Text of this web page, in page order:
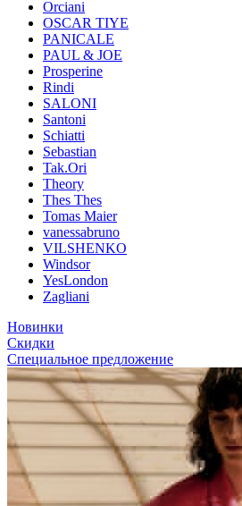
Orciani
OSCAR TIYE
PANICALE
PAUL & JOE
Prosperine
Rindi
SALONI
Santoni
Schiatti
Sebastian
Tak.Ori
Theory
Thes Thes
Tomas Maier
vanessabruno
VILSHENKO
Windsor
YesLondon
Zagliani
Новинки
Скидки
Специальное предложение